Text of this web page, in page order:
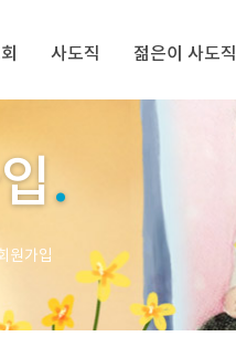
사도직 젊은이 사도직
.
원가입